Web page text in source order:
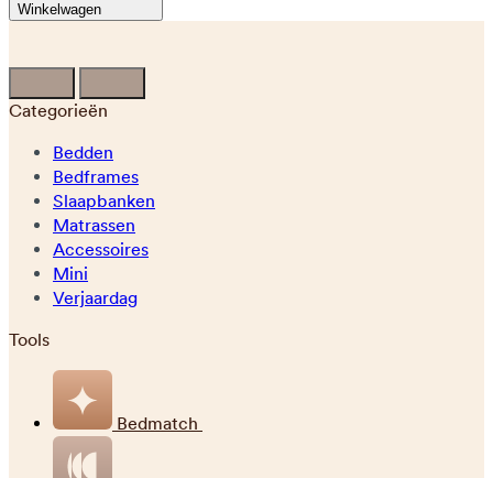
Winkelwagen
Categorieën
Bedden
Bedframes
Slaapbanken
Matrassen
Accessoires
Mini
Verjaardag
Tools
Bedmatch